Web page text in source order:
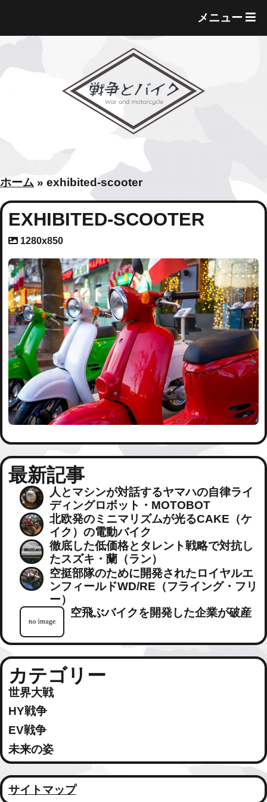
メニュー
T
ホーム » exhibited-scooter
EXHIBITED-SCOOTER
A
t
a
c
h
m
e
n
t
r
e
s
o
l
u
t
i
n
1280x850
最新記事
人とマシンが対話するヤマハの自律ライ
ディングロボット・MOTOBOT
北欧発のミニマリズムが光るCAKE（ケ
イク）の電動バイク
徹底した低価格とタレント戦略で対抗し
たスズキ・蘭（ラン）
空挺部隊のために開発されたロイヤルエ
ンフィールドWD/RE（フライング・フリ
ー）
空飛ぶバイクを開発した企業が破産
カテゴリー
世界大戦
HY戦争
EV戦争
未来の姿
サイトマップ